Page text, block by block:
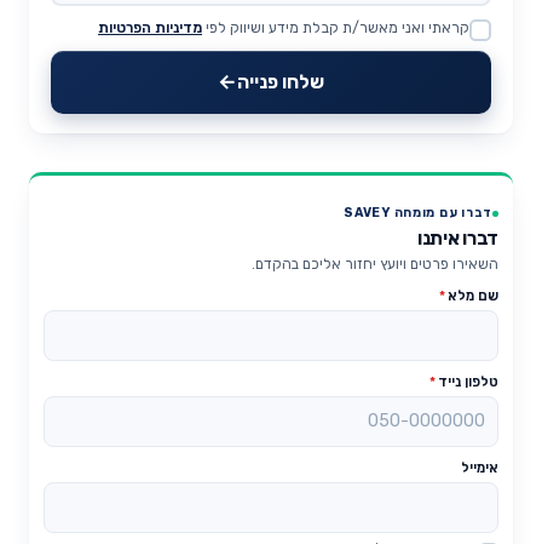
Website
קראתי ואני מאשר/ת קבלת מידע ושיווק לפי מדיניות הפרטיות
שלחו פנייה
דברו עם מומחה SAVEY
דברו איתנו
השאירו פרטים ויועץ יחזור אליכם בהקדם.
שם מלא*
טלפון נייד *
אימייל